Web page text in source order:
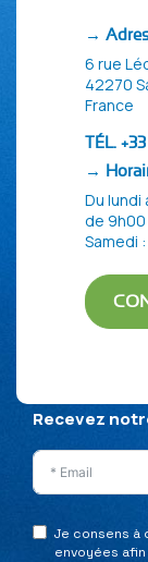
→
6 rue
42270
France
TÉL.
→
Du lundi
de 9h00
Samedi
Politique de
Recevez
Je consens à
envoyées